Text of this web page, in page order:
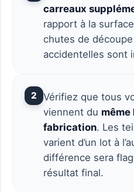
carreaux
rapport à la
chutes de
accidentelles sont
2
Vérifiez que tous
viennent du même
fabrication. Les
varient d’un lot à
différence sera
résultat final.